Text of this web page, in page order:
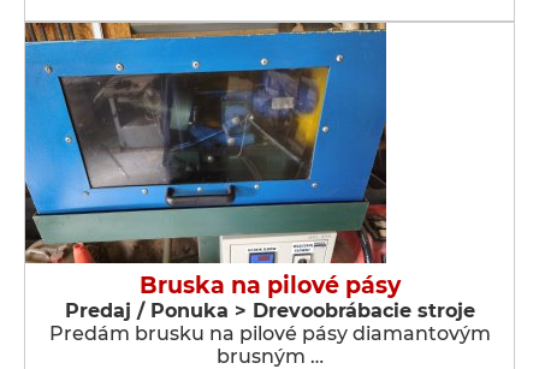
Bruska na pilové pásy
Predaj / Ponuka > Drevoobrábacie stroje
Predám brusku na pilové pásy diamantovým
brusným …